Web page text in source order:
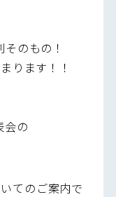
のもの！
ります！！
会の
てのご案内で